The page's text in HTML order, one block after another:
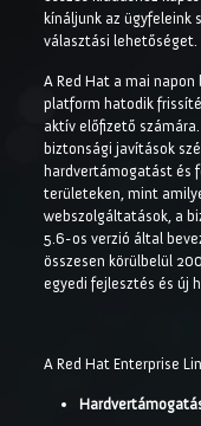
kínáljunk az ügyfeleink
választási lehetőséget.
A Red Hat a mai
platform hatodik
aktív előfizető
biztonsági javítások
hardvertámogatást és
területeken, mint
webszolgáltatások, a
5.6-os verzió által
összesen körülbelül
egyedi fejlesztés és új
A Red Hat Enterprise